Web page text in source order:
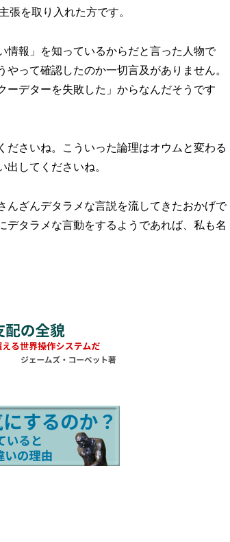
張を取り入れた方です。
情報」を知っているからだと言った人物で
って確認したのか一切言及がありません。
ーデターを失敗した」からなんだそうです
ださいね。こういった論理はオウムと変わる
してくださいね。
んざんデタラメな言説を流してきたおかげで
タラメな言動をするようであれば、私も名